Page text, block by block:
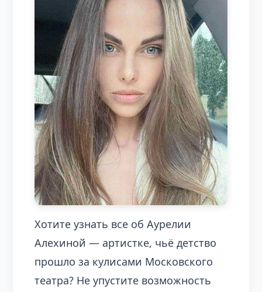
Хотите узнать все об Аурелии
Алехиной — артистке, чьё детство
прошло за кулисами Московского
театра? Не упустите возможность